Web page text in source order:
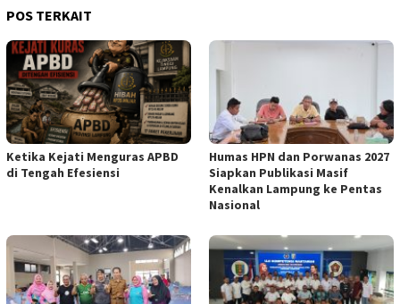
POS TERKAIT
Ketika Kejati Menguras APBD
di Tengah Efesiensi
Humas HPN dan Porwanas 2027
Siapkan Publikasi Masif
Kenalkan Lampung ke Pentas
Nasional